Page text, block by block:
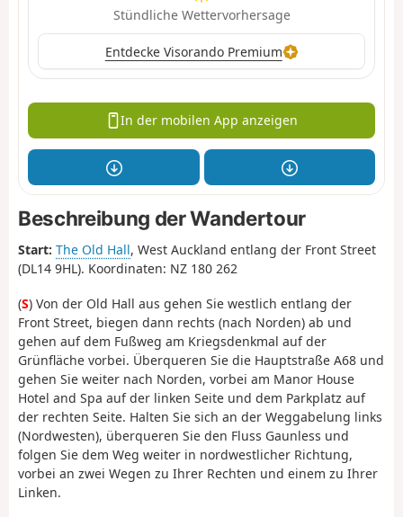
Stündliche Wettervorhersage
Entdecke Visorando Premium
In der mobilen App anzeigen
Beschreibung der Wandertour
Start: The Old Hall, West Auckland entlang der Front Street
(DL14 9HL). Koordinaten: NZ 180 262
(S) Von der Old Hall aus gehen Sie westlich entlang der
Front Street, biegen dann rechts (nach Norden) ab und
gehen auf dem Fußweg am Kriegsdenkmal auf der
Grünfläche vorbei. Überqueren Sie die Hauptstraße A68 und
gehen Sie weiter nach Norden, vorbei am Manor House
Hotel and Spa auf der linken Seite und dem Parkplatz auf
der rechten Seite. Halten Sie sich an der Weggabelung links
(Nordwesten), überqueren Sie den Fluss Gaunless und
folgen Sie dem Weg weiter in nordwestlicher Richtung,
vorbei an zwei Wegen zu Ihrer Rechten und einem zu Ihrer
Linken.